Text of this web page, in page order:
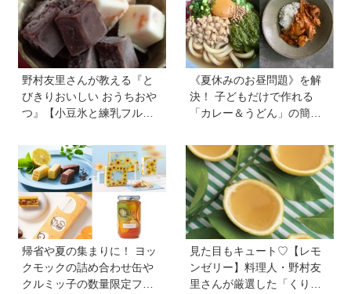
利
野村友里さんが教える『と
びきりおいしい おうちおや
つ』【小豆氷と練乳フルー
り！ 小学生でもお手伝いで
きる
《夏休みのお昼問題》を解
決！ 子どもだけで作れる
「カレー＆うどん」の簡単
ホさんに聞いた
帰省や夏の集まりに！ ヨッ
クモックの詰め合わせ缶や
クルミッ子の数量限定フレ
見た目もキュート♡【レモ
ンゼリー】料理人・野村友
里さんが厳選した「くり返